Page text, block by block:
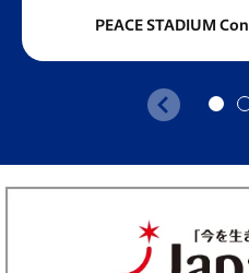
PEACE STADIUM